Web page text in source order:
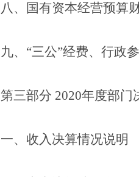
八、国有资本经营预算
九、 “三公”经费、行政
第三部分 2020年度部门
一、收入决算情况说明